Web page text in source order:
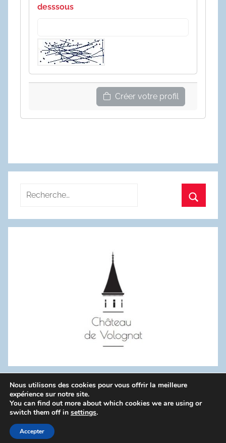
desssous
Créer votre profil
Recherche
:
WordPress Theme: Donovan by ThemeZee.
Politique de confidentialité
Nous utilisons des cookies pour vous offrir la meilleure
expérience sur notre site.
You can find out more about which cookies we are using or
switch them off in settings.
Accepter